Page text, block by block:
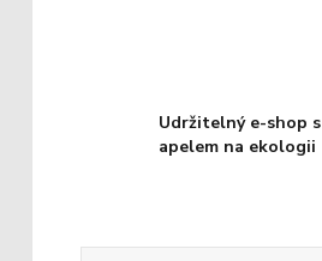
Udržitelný e-shop s
apelem na ekologii